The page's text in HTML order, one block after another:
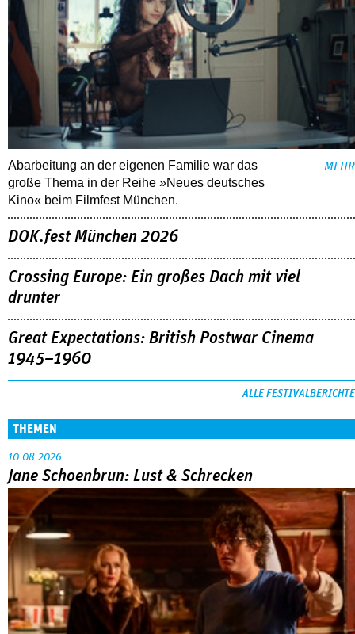
Abarbeitung an der eigenen Familie war das
große Thema in der Reihe »Neues deutsches
Kino« beim Filmfest München.
MEHR
DOK.fest München 2026
Crossing Europe: Ein großes Dach mit viel
drunter
Great Expectations: British Postwar Cinema
1945–1960
ALLE FESTIVALBERICHTE
THEMEN
10.08.2026
Jane Schoenbrun: Lust & Schrecken